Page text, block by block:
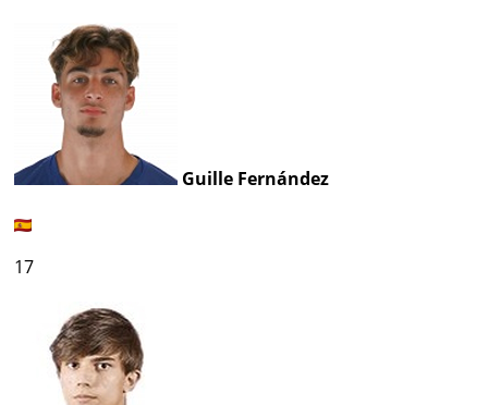
Guille Fernández
17